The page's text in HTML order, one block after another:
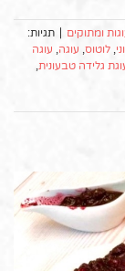
ומתוקים | תגיות:
לוטוס עוגה עוגה
גלידה טבעונית